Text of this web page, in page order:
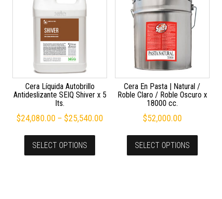
Cera Líquida Autobrillo
Antideslizante SEIQ Shiver x 5
lts.
$24,080.00 – $25,540.00
SELECT OPTIONS
Cera En Pasta | Natural /
Roble Claro / Roble Oscuro x
18000 cc.
$52,000.00
SELECT OPTIONS